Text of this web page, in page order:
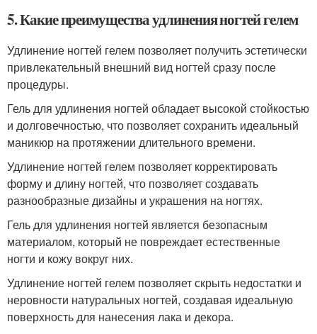
5. Какие преимущества удлинения ногтей гелем
Удлинение ногтей гелем позволяет получить эстетически
привлекательный внешний вид ногтей сразу после
процедуры.
Гель для удлинения ногтей обладает высокой стойкостью
и долговечностью, что позволяет сохранить идеальный
маникюр на протяжении длительного времени.
Удлинение ногтей гелем позволяет корректировать
форму и длину ногтей, что позволяет создавать
разнообразные дизайны и украшения на ногтях.
Гель для удлинения ногтей является безопасным
материалом, который не повреждает естественные
ногти и кожу вокруг них.
Удлинение ногтей гелем позволяет скрыть недостатки и
неровности натуральных ногтей, создавая идеальную
поверхность для нанесения лака и декора.